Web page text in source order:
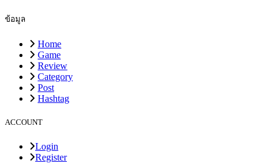
ข้อมูล
Home
Game
Review
Category
Post
Hashtag
ACCOUNT
Login
Register